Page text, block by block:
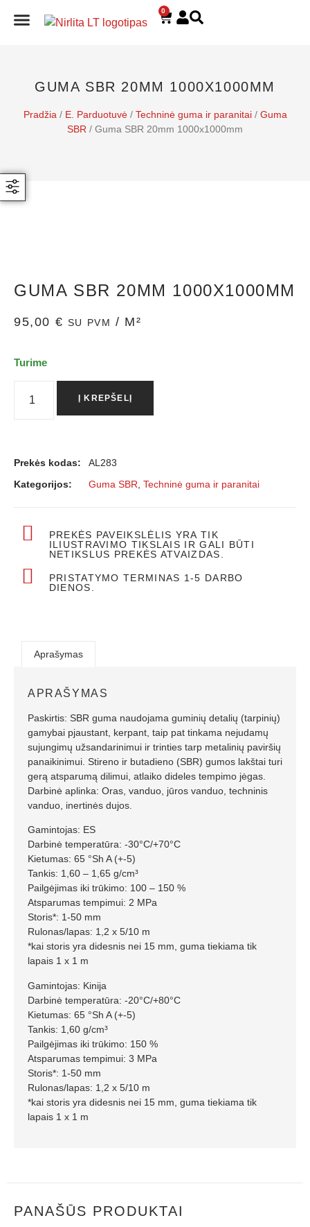
0
GUMA SBR 20MM 1000X1000MM
Pradžia / E. Parduotuvė/ Techninė guma ir paranitai/ Guma
SBR / Guma SBR 20mm 1000x1000mm
GUMA SBR 20MM 1000X1000MM
95,00 € SU PVM / M²
Turime
Į KREPŠELĮ
Prekės kodas:
AL283
Kategorijos:
Guma SBR Techninė guma ir paranitai
PREKĖS PAVEIKSLĖLIS YRA TIK
ILIUSTRAVIMO TIKSLAIS IR GALI BŪTI
NETIKSLUS PREKĖS ATVAIZDAS.
PRISTATYMO TERMINAS 1-5 DARBO
DIENOS.
Aprašymas
APRAŠYMAS
Paskirtis: SBR guma naudojama guminių detalių (tarpinių)
gamybai pjaustant, kerpant, taip pat tinkama nejudamų
sujungimų užsandarinimui ir trinties tarp metalinių paviršių
panaikinimui. Stireno ir butadieno (SBR) gumos lakštai turi
gerą atsparumą dilimui, atlaiko dideles tempimo jėgas.
Darbinė aplinka: Oras, vanduo, jūros vanduo, techninis
vanduo, inertinės dujos.
Gamintojas: ES
Darbinė temperatūra: -30°C/+70°C
Kietumas: 65 °Sh A (+-5)
Tankis: 1,60 – 1,65 g/cm³
Pailgėjimas iki trūkimo: 100 – 150 %
Atsparumas tempimui: 2 MPa
Storis*: 1-50 mm
Rulonas/lapas: 1,2 x 5/10 m
*kai storis yra didesnis nei 15 mm, guma tiekiama tik
lapais 1 x 1 m
Gamintojas: Kinija
Darbinė temperatūra: -20°C/+80°C
Kietumas: 65 °Sh A (+-5)
Tankis: 1,60 g/cm³
Pailgėjimas iki trūkimo: 150 %
Atsparumas tempimui: 3 MPa
Storis*: 1-50 mm
Rulonas/lapas: 1,2 x 5/10 m
*kai storis yra didesnis nei 15 mm, guma tiekiama tik
lapais 1 x 1 m
PANAŠŪS PRODUKTAI